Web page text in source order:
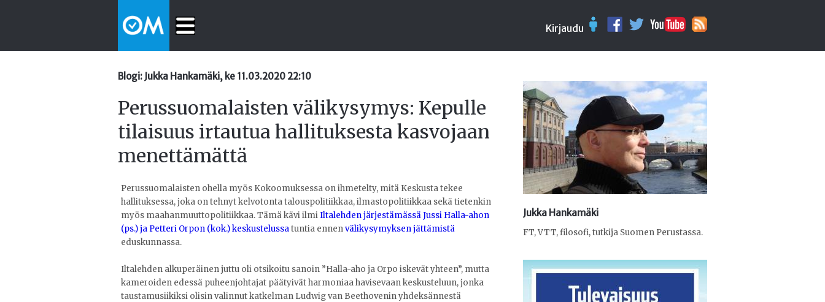
Kirjaudu
Blogi: Jukka Hankamäki, ke 11.03.2020 22:10
Perussuomalaisten välikysymys: Kepulle
tilaisuus irtautua hallituksesta kasvojaan
menettämättä
Perussuomalaisten ohella myös Kokoomuksessa on ihmetelty, mitä Keskusta tekee
hallituksessa, joka on tehnyt kelvotonta talouspolitiikkaa, ilmastopolitiikkaa sekä tietenkin
myös maahanmuuttopolitiikkaa. Tämä kävi ilmiIltalehden järjestämässä Jussi Halla-ahon
(ps.) ja Petteri Orpon (kok.) keskustelussatuntia ennenvälikysymyksen jättämistä
eduskunnassa.
Iltalehden alkuperäinen juttu oli otsikoitu sanoin ”Halla-aho ja Orpo iskevät yhteen”, mutta
kameroiden edessä puheenjohtajat päätyivät harmoniaa havisevaan keskusteluun, jonka
taustamusiikiksi olisin valinnut katkelman Ludwig van Beethovenin yhdeksännestä
Jukka Hankamäki
FT, VTT, filosofi, tutkija Suomen Perustassa.